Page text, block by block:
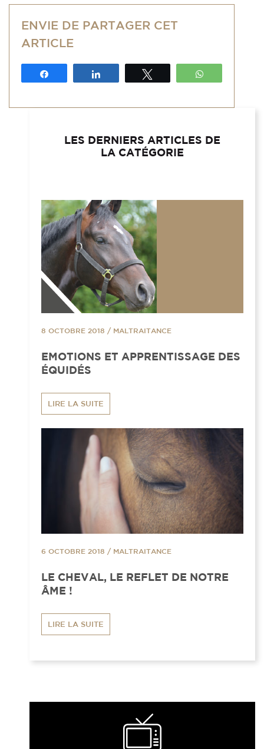
ENVIE DE PARTAGER CET
ARTICLE
LES DERNIERS ARTICLES DE
LA CATÉGORIE
8 OCTOBRE 2018 / MALTRAITANCE
EMOTIONS ET APPRENTISSAGE DES
ÉQUIDÉS
LIRE LA SUITE
6 OCTOBRE 2018 / MALTRAITANCE
LE CHEVAL, LE REFLET DE NOTRE
ÂME !
LIRE LA SUITE